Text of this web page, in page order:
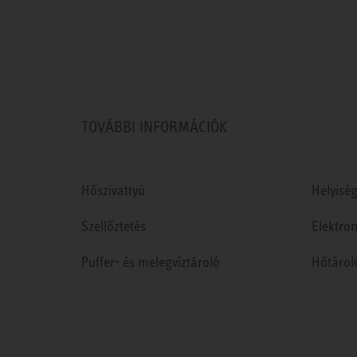
TOVÁBBI INFORMÁCIÓK
Hőszivattyú
Szellőztetés
Puffer- és melegvíztároló